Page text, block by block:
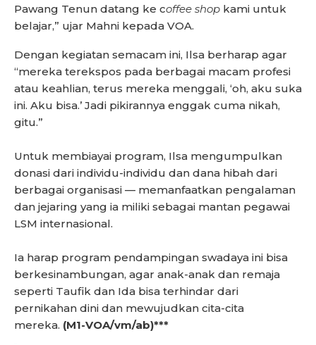
Pawang Tenun datang ke coffee shop kami untuk
belajar,” ujar Mahni kepada VOA.
Dengan kegiatan semacam ini, Ilsa berharap agar
“mereka terekspos pada berbagai macam profesi
atau keahlian, terus mereka menggali, ‘oh, aku suka
ini. Aku bisa.’ Jadi pikirannya enggak cuma nikah,
gitu.”
Untuk membiayai program, Ilsa mengumpulkan
donasi dari individu-individu dan dana hibah dari
berbagai organisasi — memanfaatkan pengalaman
dan jejaring yang ia miliki sebagai mantan pegawai
LSM internasional.
Ia harap program pendampingan swadaya ini bisa
berkesinambungan, agar anak-anak dan remaja
seperti Taufik dan Ida bisa terhindar dari
pernikahan dini dan mewujudkan cita-cita
mereka. (M1-VOA/vm/ab)***